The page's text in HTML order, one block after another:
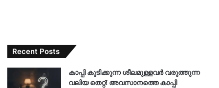
Recent Posts
കാപ്പി കുടിക്കുന്ന ശീലമുള്ളവർ വരുത്തുന്ന
വലിയ തെറ്റ്! അവസാനത്തെ കാപ്പി